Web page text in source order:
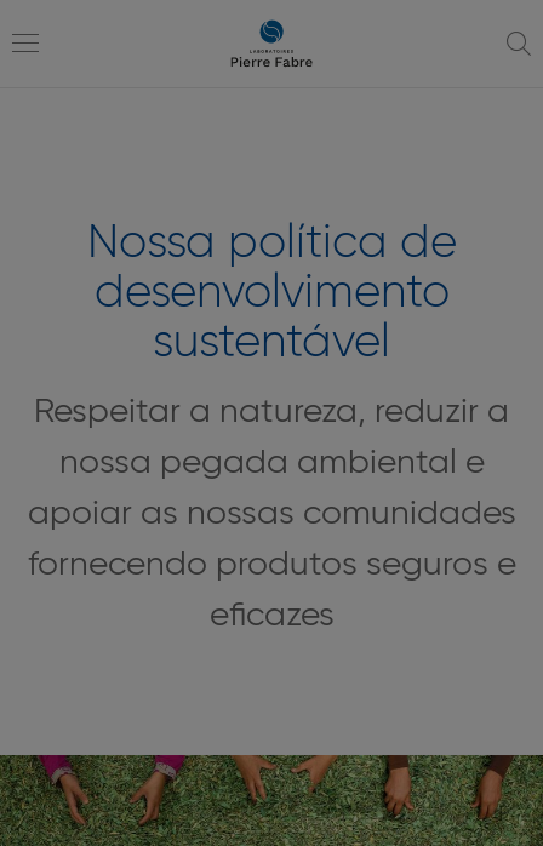
para
para
Nossa política de
desenvolvimento
sustentável
Respeitar a natureza, reduzir a
nossa pegada ambiental e
apoiar as nossas comunidades
fornecendo produtos seguros e
eficazes